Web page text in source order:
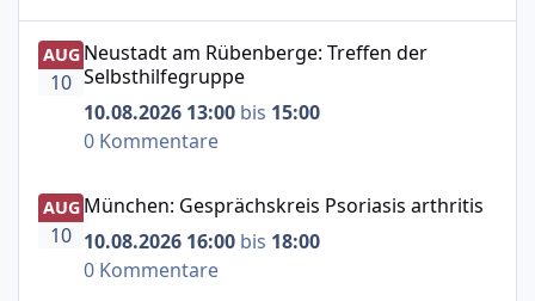
Neustadt am Rübenberge: Treffen der Selbsthilfegruppe
AUG
10
Neustadt am Rübenberge: Treffen der
Selbsthilfegruppe
10.08.2026 13:00 bis 15:00
0 Kommentare
München: Gesprächskreis Psoriasis arthritis
AUG
10
München: Gesprächskreis Psoriasis arthritis
10.08.2026 16:00 bis 18:00
0 Kommentare